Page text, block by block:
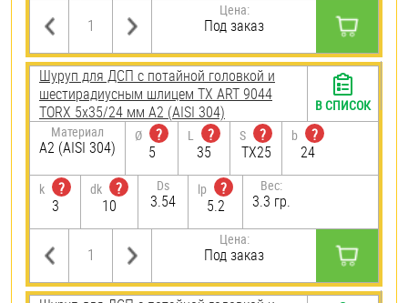
Цена:
Под заказ
Шуруп для ДСП с потайной головкой и
шестирадиусным шлицем TX ART 9044
TORX 5х35/24 мм А2 (AISI 304)
Материал
А2 (AISI 304)
Ø
?
5
L
?
35
S
?
TX25
b
?
24
k
?
3
dk
?
10
Ds
3.54
lp
?
5.2
Вес:
3.3 гр.
Цена:
Под заказ
В СПИСОК